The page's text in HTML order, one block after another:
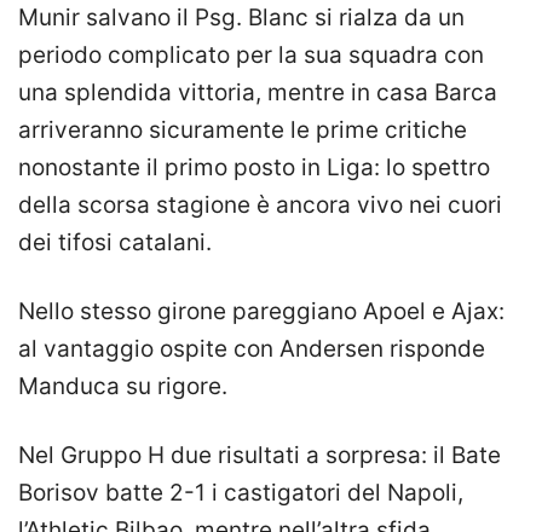
Munir salvano il Psg. Blanc si rialza da un
periodo complicato per la sua squadra con
una splendida vittoria, mentre in casa Barca
arriveranno sicuramente le prime critiche
nonostante il primo posto in Liga: lo spettro
della scorsa stagione è ancora vivo nei cuori
dei tifosi catalani.
Nello stesso girone pareggiano Apoel e Ajax:
al vantaggio ospite con Andersen risponde
Manduca su rigore.
Nel Gruppo H due risultati a sorpresa: il Bate
Borisov batte 2-1 i castigatori del Napoli,